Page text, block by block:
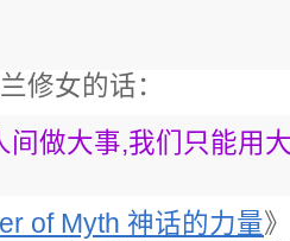
修女的话：
间做大事,我们只能用
of Myth 神话的力量